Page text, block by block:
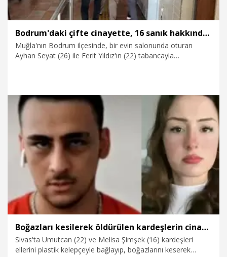
Bodrum'daki çifte cinayette, 16 sanık hakkında 2'şer kez ağırlaştırılmış müebbet hapis istemi
Muğla'nın Bodrum ilçesinde, bir evin salonunda oturan
Ayhan Seyat (26) ile Ferit Yıldız'ın (22) tabancayla
cezası istemiyle iddianame hazırlandı. İddianamede iki firari
sanıktan biri olan Eşref T.'nin olayın azmettiricisi ve
planlayıcısı olduğu, Arda Ramazan K.'nin ise olayın ortak faili
olduğu ve çifte cinayeti işlediği belirtildi.
29.05.2025 Gündem
Boğazları kesilerek öldürülen kardeşlerin cinayet şüphelisinin ifadesi ortaya çıktı
Sivas'ta Umutcan (22) ve Melisa Şimşek (16) kardeşleri
ellerini plastik kelepçeyle bağlayıp, boğazlarını keserek